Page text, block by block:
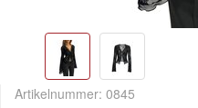
Artikelnummer: 0845